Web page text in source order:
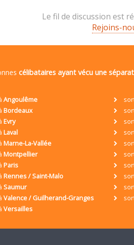
Le fil de discussion est
Rejoins-
célibataires ayant vécu une
Angoulême
Bordeaux
Evry
Laval
Marne-La-Vallée
Montpellier
Paris
Rennes / Saint-Malo
Saumur
Valence / Guilherand-Granges
Versailles